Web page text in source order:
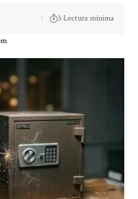
3 Lectura mínima